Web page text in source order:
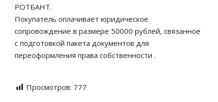
РОТБАНТ.
Покупатель оплачивает юридическое
сопровождение в размере 50000 рублей, связанное
с подготовкой пакета документов для
переоформления права собственности .
Просмотров: 777